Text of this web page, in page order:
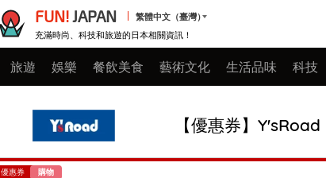
FUN! JAPAN 繁體中文（臺灣）
充滿時尚、科技和旅遊的日本相關資訊！
旅遊 娛樂 餐飲美食 藝術文化 生活品味 科技
【優惠券】Y'sRoad
優惠券 購物